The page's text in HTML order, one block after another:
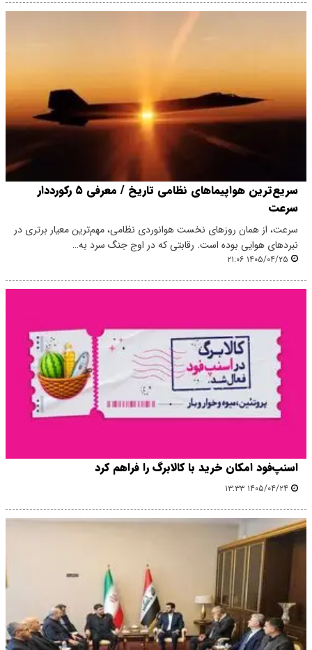
سریع‌ترین هواپیماهای نظامی تاریخ / معرفی ۵ رکورددار
سرعت
سرعت، از همان روزهای نخست هوانوردی نظامی، مهم‌ترین معیار برتری در
نبردهای هوایی بوده است. رقابتی که در اوج جنگ سرد به…
۱۴۰۵/۰۴/۲۵ ۲۱:۰۶
اسنپ‌فود امکان خرید با کالابرگ را فراهم کرد
۱۴۰۵/۰۴/۲۴ ۱۳:۳۳